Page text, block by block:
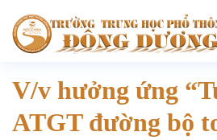
V/v hưởng ứng
ATGT đường bộ